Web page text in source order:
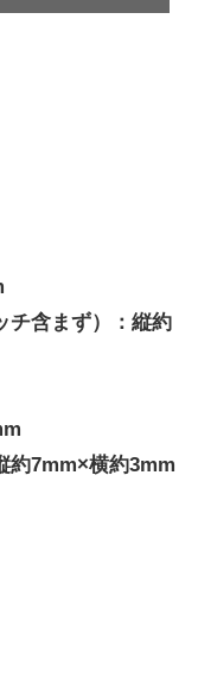
含まず）：縦約
約7mm×横約3mm